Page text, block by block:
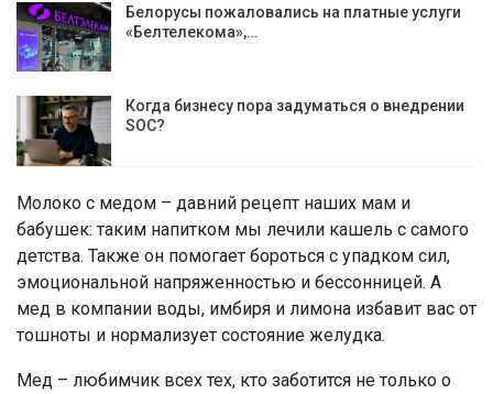
Белорусы пожаловались на платные услуги
«Белтелекома»,…
Когда бизнесу пора задуматься о внедрении
SOC?
Молоко с медом – давний рецепт наших мам и
бабушек: таким напитком мы лечили кашель с самого
детства. Также он помогает бороться с упадком сил,
эмоциональной напряженностью и бессонницей. А
мед в компании воды, имбиря и лимона избавит вас от
тошноты и нормализует состояние желудка.
Мед – любимчик всех тех, кто заботится не только о